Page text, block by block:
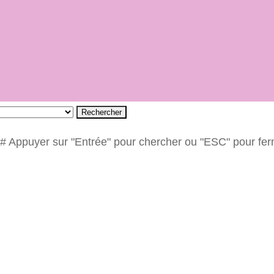
Rechercher
# Appuyer sur "Entrée" pour chercher ou "ESC" pour